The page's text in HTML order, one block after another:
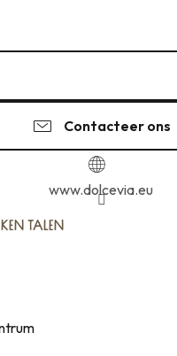
Contacteer ons
www.dolcevia.eu
TALEN
TALEN